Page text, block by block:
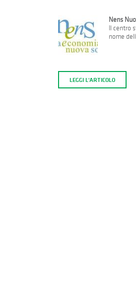
Nens
Il centro
nome
LEGGI L'ARTICOLO